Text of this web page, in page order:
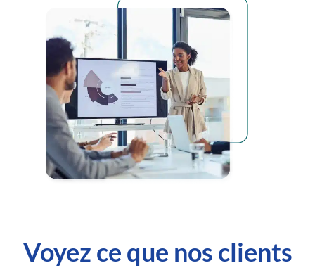
Voyez ce que nos clients